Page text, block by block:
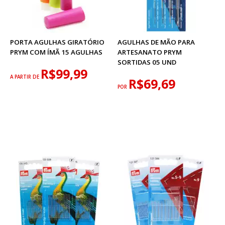
PORTA AGULHAS GIRATÓRIO
PRYM COM ÍMÃ 15 AGULHAS
A PARTIR DE R$99,99
AGULHAS DE MÃO PARA
ARTESANATO PRYM
SORTIDAS 05 UND
POR R$69,69